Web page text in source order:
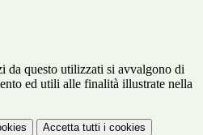
da questo utilizzati si avvalgono di
ed utili alle finalità illustrate nella
Accetta tutti i cookies